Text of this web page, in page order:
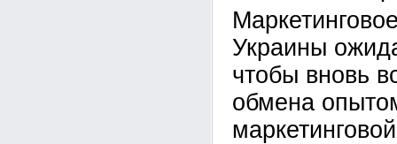
Украины
чтобы вновь
обмена